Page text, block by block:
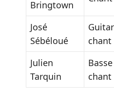
Bringtown
José
Sébéloué
chant
Julien
Tarquin
chant